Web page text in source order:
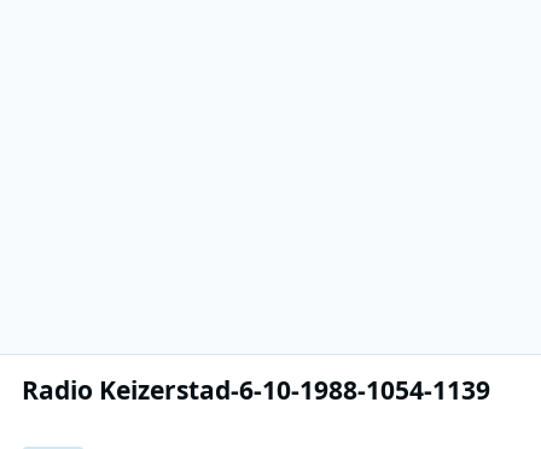
Radio Keizerstad-6-10-1988-1054-1139